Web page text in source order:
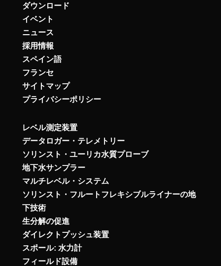
ダウンロード
イベント
ニュース
採用情報
スペイン語
フランセ
サイトマップ
プライバシーポリシー
レベル測定装置
データロガー・テレメトリー
ソリンスト・ユーリカ水質プローブ
地下水サンプラー
マルチレベル・システム
ソリンスト・フルートフレキシブルライナーの地
下技術
生分解の促進
ダイレクトプッシュ装置
スポール: 水力計
フィールド設備